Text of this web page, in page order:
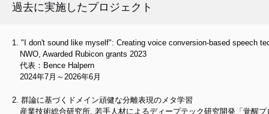
過去に実施したプロジェクト
"I don't sound like myself": Creating voice conversion-based speech
NWO, Awarded Rubicon grants 2023
代表：Bence Halpern
2024年7月～2026年6月
群論に基づくドメイン頑健な分離表現のメタ学習
産業技術総合研究所, 若手人材によるディープテック研究開発「覚醒プ